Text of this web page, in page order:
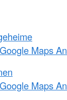
Maps
Maps